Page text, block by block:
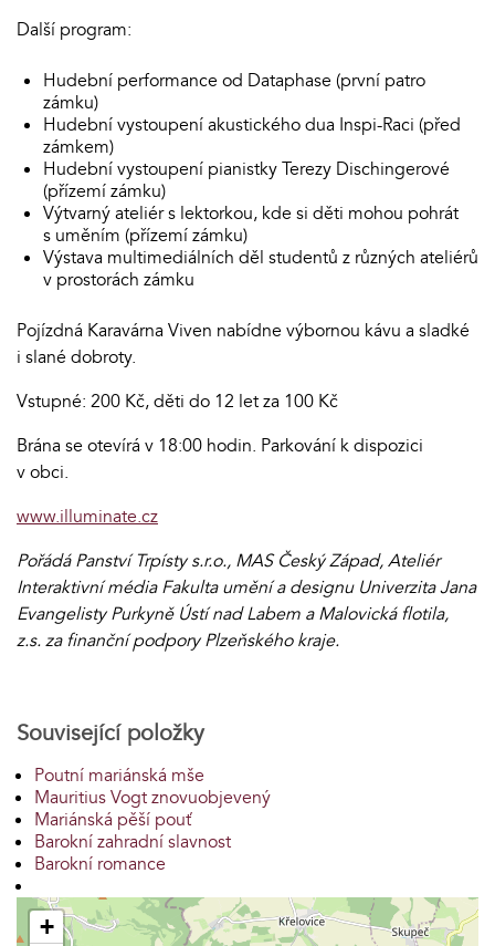
Další program:
Hudební performance od Dataphase (první patro
zámku)
Hudební vystoupení akustického dua Inspi-Raci (před
zámkem)
Hudební vystoupení pianistky Terezy Dischingerové
(přízemí zámku)
Výtvarný ateliér s lektorkou, kde si děti mohou pohrát
s uměním (přízemí zámku)
Výstava multimediálních děl studentů z různých ateliérů
v prostorách zámku
Pojízdná Karavárna Viven nabídne výbornou kávu a sladké
i slané dobroty.
Vstupné: 200 Kč, děti do 12 let za 100 Kč
Brána se otevírá v 18:00 hodin. Parkování k dispozici
v obci.
www.illuminate.cz
Pořádá Panství Trpísty s.r.o., MAS Český Západ, Ateliér
Interaktivní média Fakulta umění a designu Univerzita Jana
Evangelisty Purkyně Ústí nad Labem a Malovická flotila,
z.s. za finanční podpory Plzeňského kraje.
Související položky
Poutní mariánská mše
Mauritius Vogt znovuobjevený
Mariánská pěší pouť
Barokní zahradní slavnost
Barokní romance
+